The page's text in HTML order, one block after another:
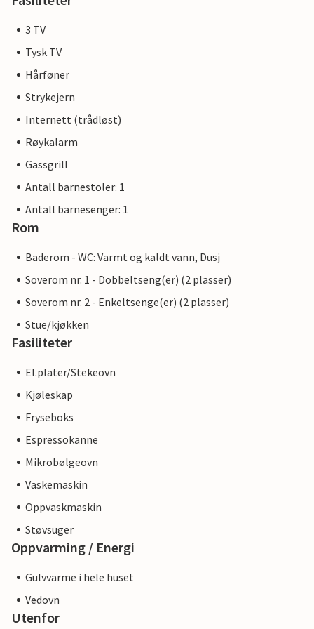
3 TV
Tysk TV
Hårføner
Strykejern
Internett (trådløst)
Røykalarm
Gassgrill
Antall barnestoler: 1
Antall barnesenger: 1
Rom
Baderom - WC: Varmt og kaldt vann, Dusj
Soverom nr. 1 - Dobbeltseng(er) (2 plasser)
Soverom nr. 2 - Enkeltsenge(er) (2 plasser)
Stue/kjøkken
Fasiliteter
El.plater/Stekeovn
Kjøleskap
Fryseboks
Espressokanne
Mikrobølgeovn
Vaskemaskin
Oppvaskmaskin
Støvsuger
Oppvarming / Energi
Gulvvarme i hele huset
Vedovn
Utenfor